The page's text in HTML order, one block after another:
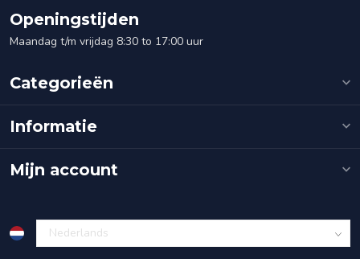
Openingstijden
Maandag t/m vrijdag 8:30 to 17:00 uur
Categorieën
Informatie
Mijn account